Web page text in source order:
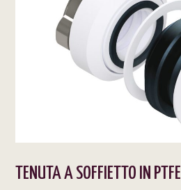
TENUTA A SOFFIETTO IN PTFE​